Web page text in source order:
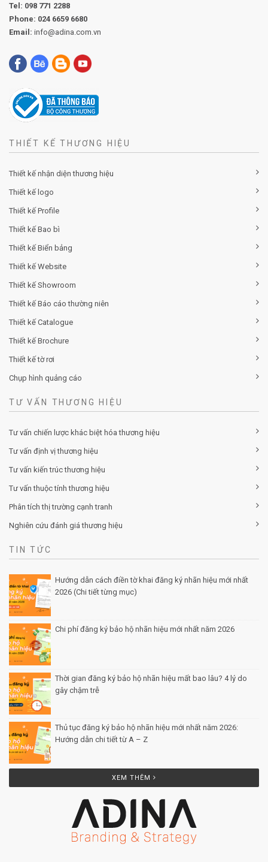
Tel: 098 771 2288
Phone: 024 6659 6680
Email: info@adina.com.vn
THIẾT KẾ THƯƠNG HIỆU
Thiết kế nhận diện thương hiệu
Thiết kế logo
Thiết kế Profile
Thiết kế Bao bì
Thiết kế Biển bảng
Thiết kế Website
Thiết kế Showroom
Thiết kế Báo cáo thường niên
Thiết kế Catalogue
Thiết kế Brochure
Thiết kế tờ rơi
Chụp hình quảng cáo
TƯ VẤN THƯƠNG HIỆU
Tư vấn chiến lược khác biệt hóa thương hiệu
Tư vấn định vị thương hiệu
Tư vấn kiến trúc thương hiệu
Tư vấn thuộc tính thương hiệu
Phân tích thị trường cạnh tranh
Nghiên cứu đánh giá thương hiệu
TIN TỨC
Hướng dẫn cách điền tờ khai đăng ký nhãn hiệu mới nhất
2026 (Chi tiết từng mục)
Chi phí đăng ký bảo hộ nhãn hiệu mới nhất năm 2026
Thời gian đăng ký bảo hộ nhãn hiệu mất bao lâu? 4 lý do
gây chậm trễ
Thủ tục đăng ký bảo hộ nhãn hiệu mới nhất năm 2026:
Hướng dẫn chi tiết từ A – Z
XEM THÊM